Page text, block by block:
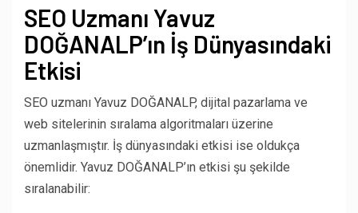
SEO Uzmanı Yavuz
DOĞANALP’ın İş Dünyasındaki
Etkisi
SEO uzmanı Yavuz DOĞANALP, dijital pazarlama ve
web sitelerinin sıralama algoritmaları üzerine
uzmanlaşmıştır. İş dünyasındaki etkisi ise oldukça
önemlidir. Yavuz DOĞANALP’ın etkisi şu şekilde
sıralanabilir: